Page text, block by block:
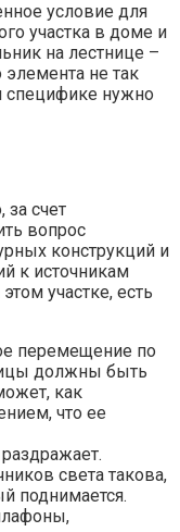
условие для
участка в доме и
на лестнице –
элемента не так
специфике нужно
за счет
вопрос
конструкций и
к источникам
участке, есть
перемещение по
должны быть
как
что ее
света такова,
поднимается.